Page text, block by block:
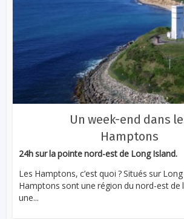
Un week-end dans
Hamptons
24h sur la pointe nord-est de Long Island.
Les Hamptons, c’est quoi ? Situés sur
Hamptons sont une région du nord-est de
une...